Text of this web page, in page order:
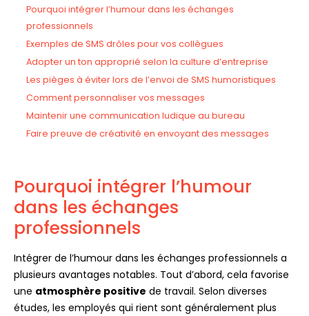
Pourquoi intégrer l’humour dans les échanges
professionnels
Exemples de SMS drôles pour vos collègues
Adopter un ton approprié selon la culture d’entreprise
Les pièges à éviter lors de l’envoi de SMS humoristiques
Comment personnaliser vos messages
Maintenir une communication ludique au bureau
Faire preuve de créativité en envoyant des messages
Pourquoi intégrer l’humour
dans les échanges
professionnels
Intégrer de l’humour dans les échanges professionnels a
plusieurs avantages notables. Tout d’abord, cela favorise
une atmosphère positive de travail. Selon diverses
études, les employés qui rient sont généralement plus